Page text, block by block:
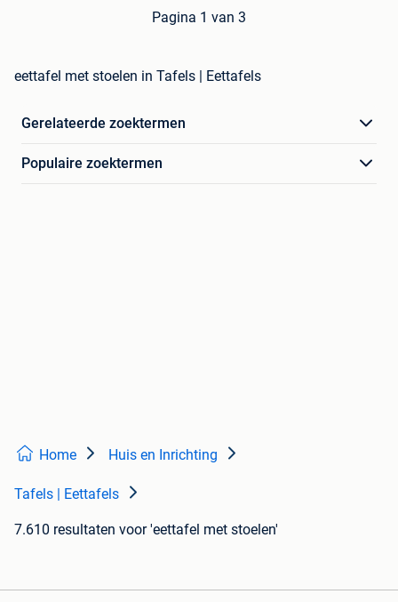
Pagina 1 van 3
eettafel met stoelen in Tafels | Eettafels
Gerelateerde zoektermen
Populaire zoektermen
Home Huis en Inrichting
Tafels | Eettafels
7.610 resultaten voor 'eettafel met stoelen'